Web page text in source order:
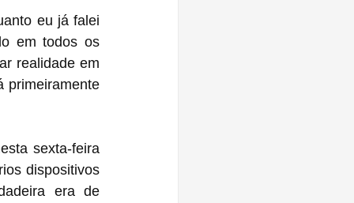
eu já falei
em todos os
realidade em
primeiramente
sexta-feira
dispositivos
era de